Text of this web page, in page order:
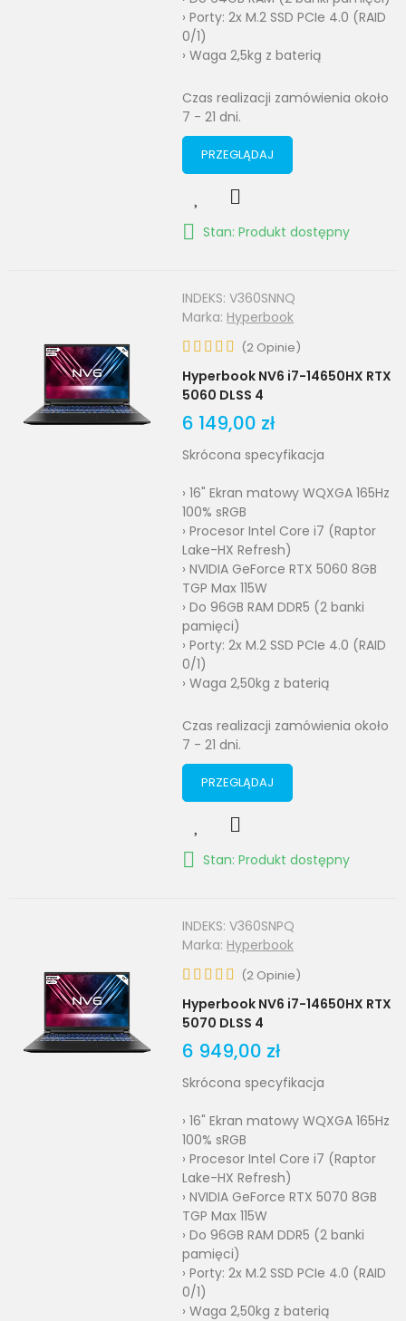
› Porty: 2x M.2 SSD PCIe 4.0 (RAID
0/1)
› Waga 2,5kg z baterią
Czas realizacji zamówienia około
7 - 21 dni.
PRZEGLĄDAJ
Stan: Produkt dostępny
INDEKS:V360SNNQ
Marka: Hyperbook
(2 Opinie)
Hyperbook NV6 i7-14650HX RTX
5060 DLSS 4
6 149,00 zł
Skrócona specyfikacja
› 16" Ekran matowy WQXGA 165Hz
100% sRGB
› Procesor Intel Core i7 (Raptor
Lake-HX Refresh)
› NVIDIA GeForce RTX 5060 8GB
TGP Max 115W
› Do 96GB RAM DDR5 (2 banki
pamięci)
› Porty: 2x M.2 SSD PCIe 4.0 (RAID
0/1)
› Waga 2,50kg z baterią
Czas realizacji zamówienia około
7 - 21 dni.
PRZEGLĄDAJ
Stan: Produkt dostępny
INDEKS:V360SNPQ
Marka: Hyperbook
(2 Opinie)
Hyperbook NV6 i7-14650HX RTX
5070 DLSS 4
6 949,00 zł
Skrócona specyfikacja
› 16" Ekran matowy WQXGA 165Hz
100% sRGB
› Procesor Intel Core i7 (Raptor
Lake-HX Refresh)
› NVIDIA GeForce RTX 5070 8GB
TGP Max 115W
› Do 96GB RAM DDR5 (2 banki
pamięci)
› Porty: 2x M.2 SSD PCIe 4.0 (RAID
0/1)
› Waga 2,50kg z baterią